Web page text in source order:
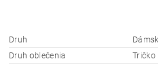
Druh
Druh oblečenia
Tričko